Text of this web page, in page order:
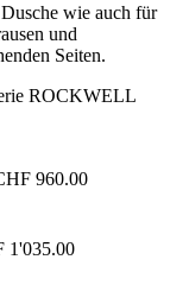
wie auch für
und
Seiten.
ROCKWELL
960.00
1'035.00